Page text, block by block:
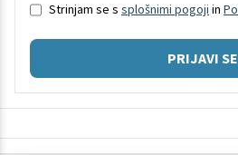
Strinjam se s splošnimi pogoji in
PRIJAVI SE